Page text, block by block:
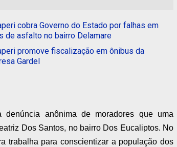
cobra Governo do Estado por falhas em
de asfalto no bairro Delamare
promove fiscalização em ônibus da
Gardel
denúncia anônima de moradores que uma
Dos Santos, no bairro Dos Eucaliptos. No
trabalha para conscientizar a população dos